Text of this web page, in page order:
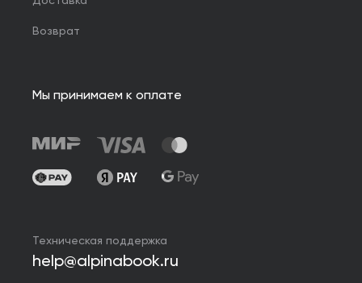
Возврат
Мы принимаем к оплате
Техническая поддержка
help@alpinabook.ru